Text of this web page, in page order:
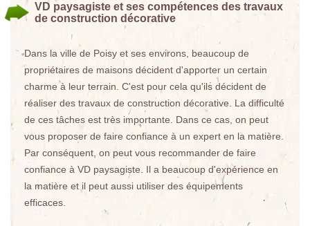
VD paysagiste et ses compétences des travaux
de construction décorative
Dans la ville de Poisy et ses environs, beaucoup de
propriétaires de maisons décident d'apporter un certain
charme à leur terrain. C'est pour cela qu'ils décident de
réaliser des travaux de construction décorative. La difficulté
de ces tâches est très importante. Dans ce cas, on peut
vous proposer de faire confiance à un expert en la matière.
Par conséquent, on peut vous recommander de faire
confiance à VD paysagiste. Il a beaucoup d'expérience en
la matière et il peut aussi utiliser des équipements
efficaces.